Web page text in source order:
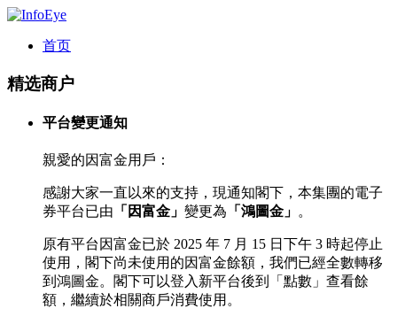
首页
精选商户
平台變更通知
親愛的因富金用戶：
感謝大家一直以來的支持，現通知閣下，本集團的電子
券平台已由 「因富金」 變更為 「鴻圖金」 。
原有平台因富金已於 2025 年 7 月 15 日下午 3 時起停止
使用，閣下尚未使用的因富金餘額，我們已經全數轉移
到鴻圖金。閣下可以登入新平台後到「點數」查看餘
額，繼續於相關商戶消費使用。